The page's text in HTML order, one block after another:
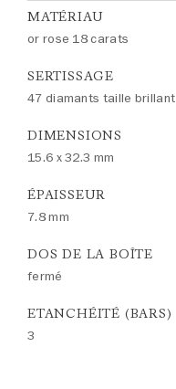
MATÉRIAU
or rose 18 carats
SERTISSAGE
47 diamants taille brillant
DIMENSIONS
15.6 x 32.3 mm
ÉPAISSEUR
7.8 mm
DOS DE LA BOÎTE
fermé
ETANCHÉITÉ (BARS)
3